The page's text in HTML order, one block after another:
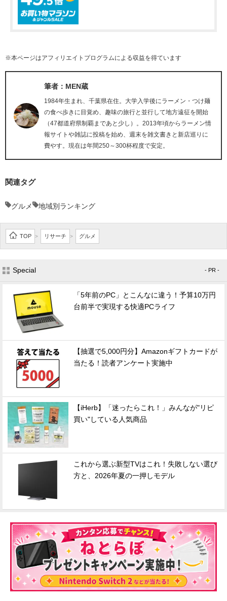
※本ページはアフィリエイトプログラムによる収益を得ています
筆者：MEN蔵
1984年生まれ、千葉県在住。大学入学後にラーメン・つけ麺
の食べ歩きに目覚め、趣味の旅行と並行して地方遠征を開始
（47都道府県制覇まであと少し）。2013年頃からラーメン情
報サイトや雑誌に投稿を始め、週末を雑文書きと新店巡りに
費やす。現在は年間250～300杯程度で安定。
関連タグ
グルメ 地域別ランキング
TOP > リサーチ > グルメ
Special - PR -
「5年前のPC」とこんなに違う！予算10万円
台前半で実現する快適PCライフ
【抽選で5,000円分】Amazonギフトカードが
当たる！読者アンケート実施中
【iHerb】「迷ったらこれ！」みんなが"リピ
買い"している人気商品
これから選ぶ新型TVはこれ！失敗しない選び
方と、2026年夏の一押しモデル